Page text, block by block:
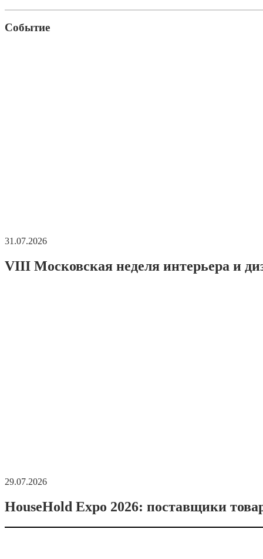
Событие
31.07.2026
VIII Московская неделя интерьера и
29.07.2026
HouseHold Expo 2026: поставщики